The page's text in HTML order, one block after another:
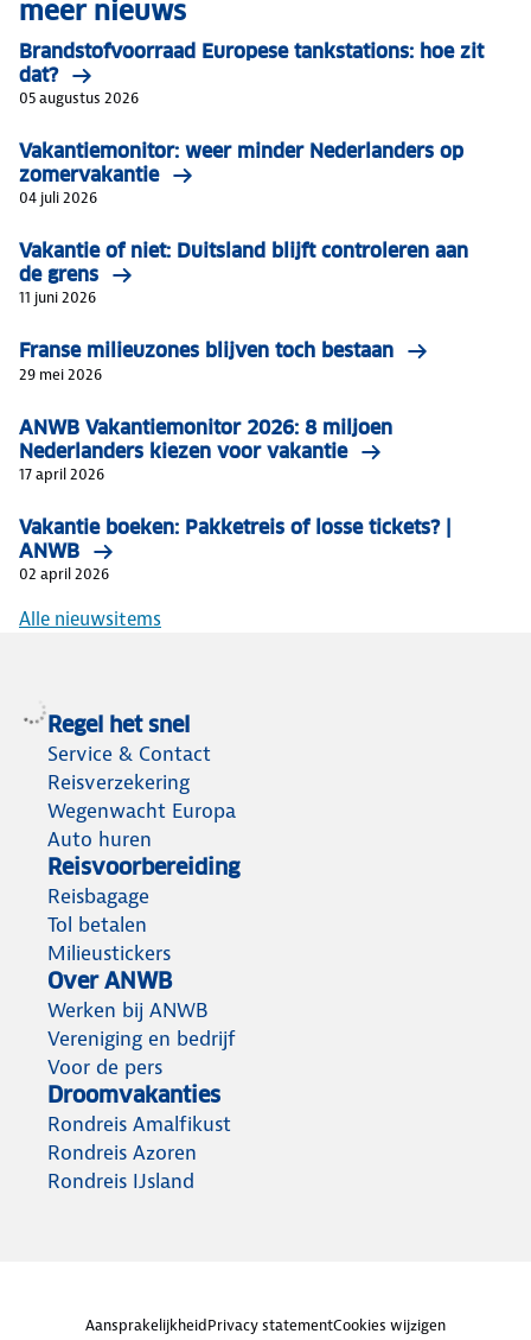
meer nieuws
Brandstofvoorraad Europese tankstations: hoe zit
dat?
05 augustus 2026
Vakantiemonitor: weer minder Nederlanders op
zomervakantie
04 juli 2026
Vakantie of niet: Duitsland blijft controleren aan
de grens
11 juni 2026
Franse milieuzones blijven toch bestaan
29 mei 2026
ANWB Vakantiemonitor 2026: 8 miljoen
Nederlanders kiezen voor vakantie
17 april 2026
Vakantie boeken: Pakketreis of losse tickets? |
ANWB
02 april 2026
Alle nieuwsitems
Regel het snel
Service & Contact
Reisverzekering
Wegenwacht Europa
Auto huren
Reisvoorbereiding
Reisbagage
Tol betalen
Milieustickers
Over ANWB
Werken bij ANWB
Vereniging en bedrijf
Voor de pers
Droomvakanties
Rondreis Amalfikust
Rondreis Azoren
Rondreis IJsland
AansprakelijkheidPrivacy statementCookies wijzigen